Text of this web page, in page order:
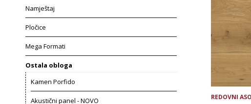
Namještaj
Pločice
Mega Formati
Ostala obloga
Kamen Porfido
Akustični panel - NOVO
Brand
REDOVNI